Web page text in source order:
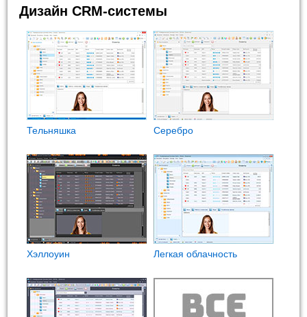
Дизайн CRM-системы
Тельняшка Cеребро
Хэллоуин Легкая облачность